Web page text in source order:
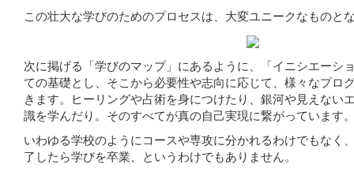
この壮大な学びのためのプロセスは、大変ユニークなものと
次に掲げる「学びのマップ」にあるように、「イニシエーシ
ての基礎とし、そこから必要性や志向に応じて、様々なプロ
きます。ヒーリングや占術を身につけたり、銀河や見えない
識を学んだり。そのすべてが真の自己実現に繋がっています
いわゆる学校のようにコースや専攻に分かれるわけでもなく
了したら学びを卒業、というわけでもありません。